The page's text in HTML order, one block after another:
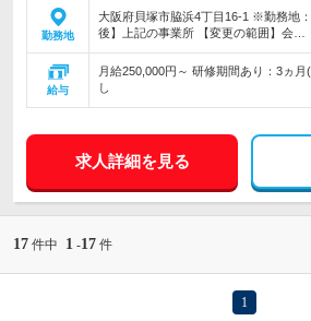
勤務地
大阪府貝塚市脇浜4丁目16-1 ※勤務地
後】上記の事業所 【変更の範囲】会…
給与
月給250,000円～ 研修期間あり：3ヵ
し
求人詳細を見る
17 件中 1 -17 件
1